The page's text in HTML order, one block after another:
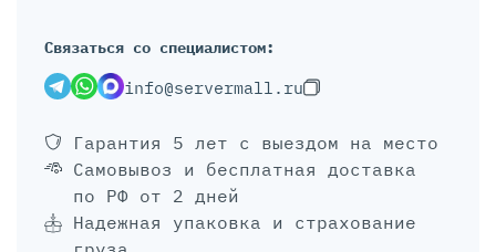
Связаться со специалистом:
info@servermall.ru
Гарантия 5 лет с выездом на место
Самовывоз и бесплатная доставка
по РФ от 2 дней
Надежная упаковка и страхование